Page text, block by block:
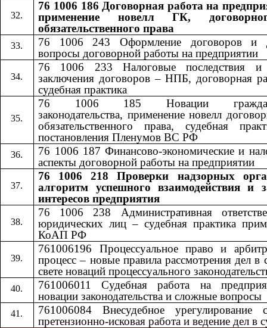
76 1006 186 Договорная работа на
применение новелл ГК,
обязательственного права
76 1006 243
Оформление договоров и
вопросы договорной работы на предприятии
76 1006 233 Налоговые последствия и
заключения договоров – НПБ, договорная
судебная практика
76 1006 185 Новации
законодательства, применение новелл
обязательственного права, судебная
постановления Пленумов ВС РФ
76 1006 187 Финансово-экономические и
аспекты договорной работы на предприятии
76 1006 218 Проверки надзорных
алгоритм успешного взаимодействия и
интересов предприятия
76 1006 238 Административная
юридических лиц – судебная практика
КоАП РФ
761006196 Процессуальное право и
процесс – новые правила рассмотрения дел в
свете новаций процессуального
761006011 Судебная работа на
новации законодательства и сложные вопросы
761006084 Внесудебное урегулирование
претензионно-исковая работа и ведение дел в